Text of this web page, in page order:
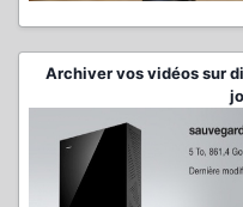
Archiver vos vidéos sur